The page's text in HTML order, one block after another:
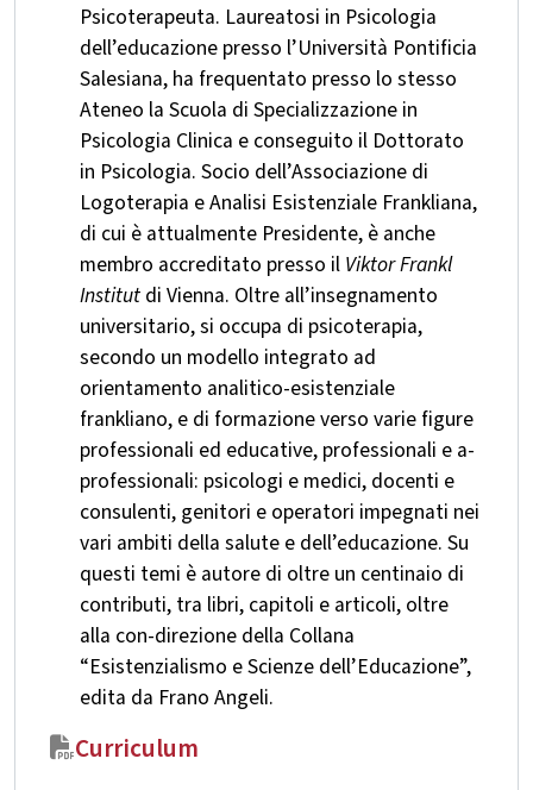
Psicoterapeuta. Laureatosi in Psicologia
dell’educazione presso l’Università Pontificia
Salesiana, ha frequentato presso lo stesso
Ateneo la Scuola di Specializzazione in
Psicologia Clinica e conseguito il Dottorato
in Psicologia. Socio dell’Associazione di
Logoterapia e Analisi Esistenziale Frankliana,
di cui è attualmente Presidente, è anche
membro accreditato presso il Viktor Frankl
Institut di Vienna. Oltre all’insegnamento
universitario, si occupa di psicoterapia,
secondo un modello integrato ad
orientamento analitico-esistenziale
frankliano, e di formazione verso varie figure
professionali ed educative, professionali e a-
professionali: psicologi e medici, docenti e
consulenti, genitori e operatori impegnati nei
vari ambiti della salute e dell’educazione. Su
questi temi è autore di oltre un centinaio di
contributi, tra libri, capitoli e articoli, oltre
alla con-direzione della Collana
“Esistenzialismo e Scienze dell’Educazione”,
edita da Frano Angeli.
Curriculum